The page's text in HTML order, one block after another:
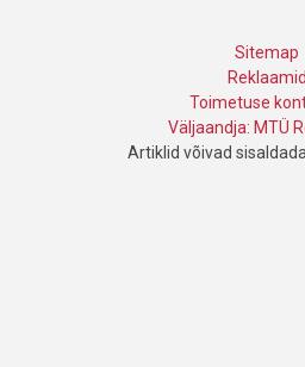
Sitemap
Reklaamid
Toimetuse
Väljaandja: MTÜ
Artiklid võivad